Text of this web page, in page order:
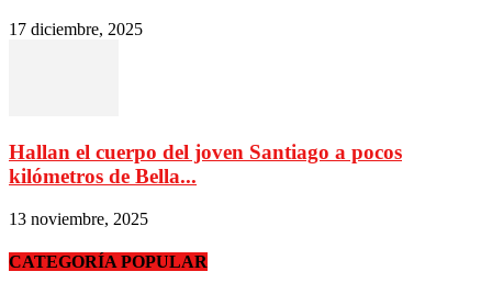
17 diciembre, 2025
Hallan el cuerpo del joven Santiago a pocos
kilómetros de Bella...
13 noviembre, 2025
CATEGORÍA POPULAR